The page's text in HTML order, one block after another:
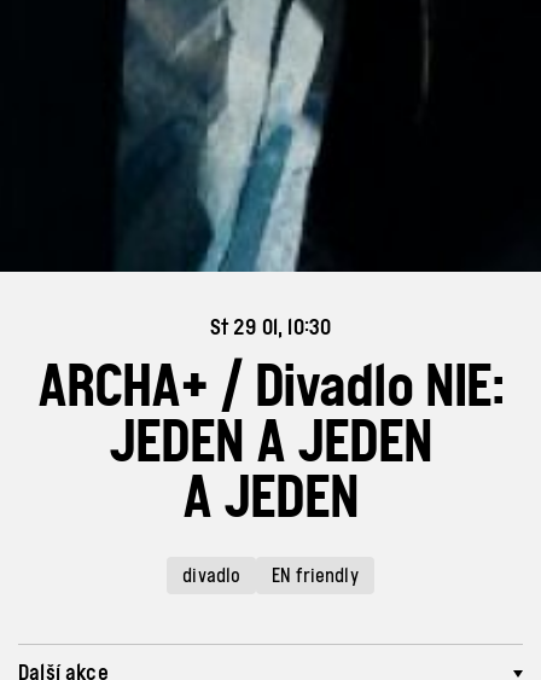
St 29 01, 10:30
ARCHA+ / Divadlo NIE:
JEDEN A JEDEN
A JEDEN
divadlo EN friendly
Další akce